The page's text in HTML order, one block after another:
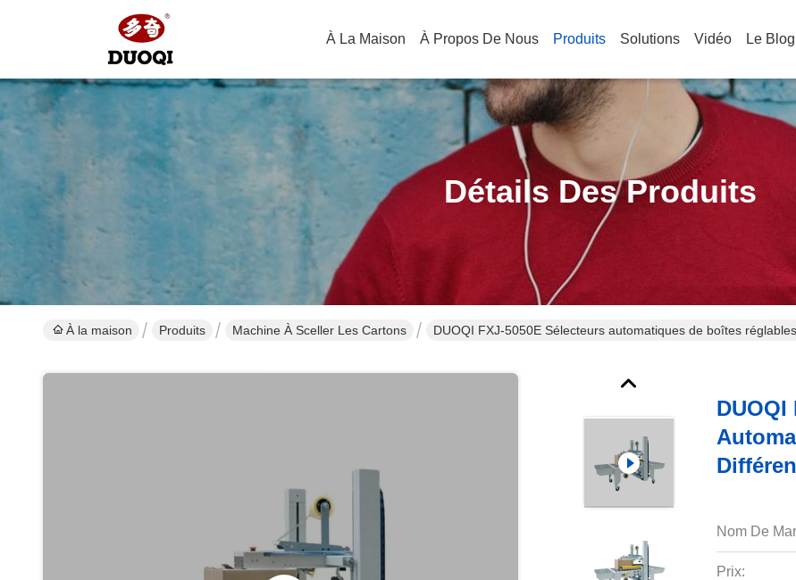
À La Maison À Propos De Nous Produits Solutions Vidéo Le Blog
Détails Des Produits
À la maison Produits Machine À Sceller Les Cartons DUOQI FXJ-5050E Sélecteurs automatiques de boîtes
DUOQI
Nom De
Prix: